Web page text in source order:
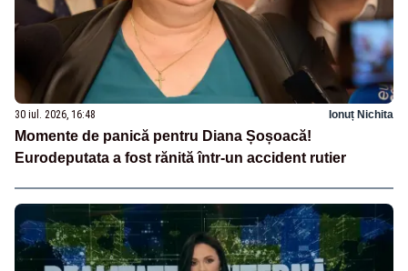
30 iul. 2026, 16:48 Ionuț Nichita
Momente de panică pentru Diana Șoșoacă!
Eurodeputata a fost rănită într-un accident rutier